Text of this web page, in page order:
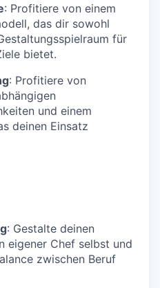
: Profitiere von einem
das dir sowohl
für
bietet.
: Profitiere von
und einem
deinen Einsatz
: Gestalte deinen
eigener Chef selbst und
zwischen Beruf